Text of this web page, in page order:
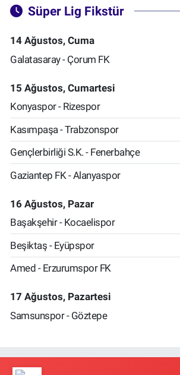
Süper Lig Fikstür
14 Ağustos, Cuma
Galatasaray - Çorum FK
15 Ağustos, Cumartesi
Konyaspor - Rizespor
Kasımpaşa - Trabzonspor
Gençlerbirliği S.K. - Fenerbahçe
Gaziantep FK - Alanyaspor
16 Ağustos, Pazar
Başakşehir - Kocaelispor
Beşiktaş - Eyüpspor
Amed - Erzurumspor FK
17 Ağustos, Pazartesi
Samsunspor - Göztepe